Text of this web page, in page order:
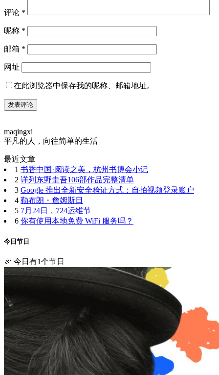
评论 *
昵称 *
邮箱 *
网址
在此浏览器中保存我的昵称、邮箱地址。
maqingxi
平凡的人，向往简单的生活
最近文章
1 书香中国·阅读之美，杭州书博会小记
2 详列东野圭吾106部作品完整清单
3 Google 推出全新安全验证方式：自拍视频登录账户
4 勒布朗・詹姆斯日
5 7月24日，724运维节
6 你有使用本地免费 WiFi 服务吗？
今日节日
🎉 今日有1个节日